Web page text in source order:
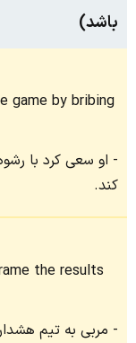
باشد)
game by bribing
او سعی کرد با
کند.
the results
مربی به تیم